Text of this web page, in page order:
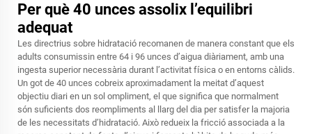
Per què 40 unces assolix l’equilibri
adequat
Les directrius sobre hidratació recomanen de manera constant que els
adults consumissin entre 64 i 96 unces d’aigua diàriament, amb una
ingesta superior necessària durant l’activitat física o en entorns càlids.
Un got de 40 unces cobreix aproximadament la meitat d’aquest
objectiu diari en un sol ompliment, el que significa que normalment
són suficients dos reompliments al llarg del dia per satisfer la majoria
de les necessitats d’hidratació. Això redueix la fricció associada a la